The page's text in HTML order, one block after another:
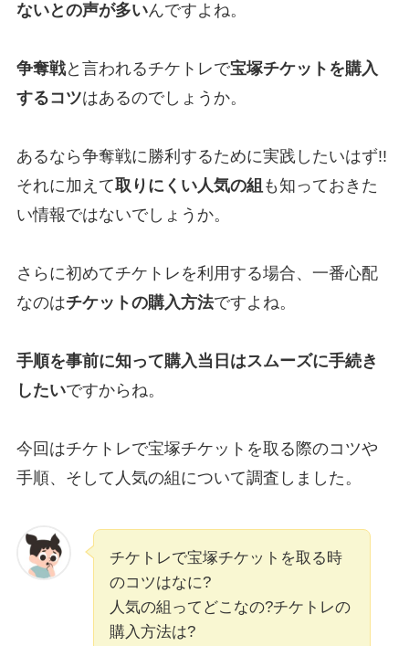
ないとの声が多いんですよね。
争奪戦と言われるチケトレで宝塚チケットを購入
するコツはあるのでしょうか。
あるなら争奪戦に勝利するために実践したいはず!!
それに加えて取りにくい人気の組 も知っておきた
い情報ではないでしょうか。
さらに初めてチケトレを利用する場合、一番心配
なのはチケットの購入方法ですよね。
手順を事前に知って購入当日はスムーズに手続き
したいですからね。
今回はチケトレで宝塚チケットを取る際のコツや
手順、そして人気の組について調査しました。
チケトレで宝塚チケットを取る時
のコツはなに?
人気の組ってどこなの?チケトレの
購入方法は?